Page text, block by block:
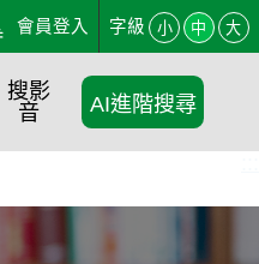
會員登入 字級 小 中 大
搜影
音
AI進階搜尋